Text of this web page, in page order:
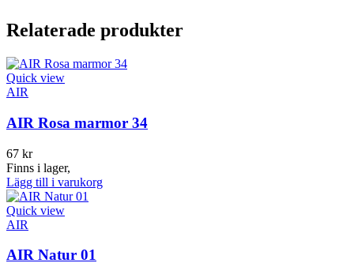
Relaterade produkter
Quick view
AIR
AIR Rosa marmor 34
67 kr
Finns i lager,
Lägg till i varukorg
Quick view
AIR
AIR Natur 01